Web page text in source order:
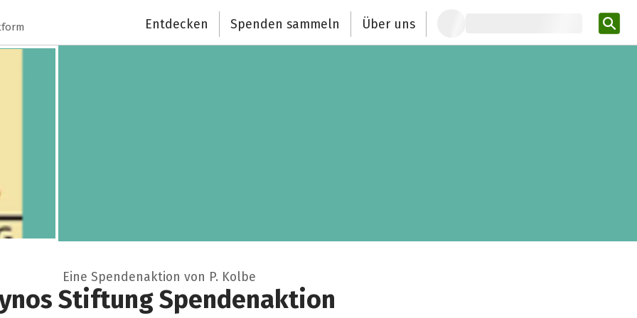
Entdecken Spenden sammeln Über uns
Eine Spendenaktion von P. Kolbe
Stiftung Spendenaktion